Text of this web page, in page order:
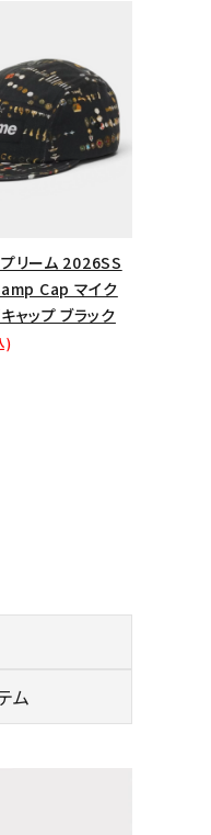
リーム 2026SS
Cap マイク
ャップ ブラック
)
ム